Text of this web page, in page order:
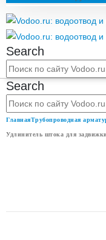
Search
Search
ГлавнаяТрубопроводная
Удлинитель штока для